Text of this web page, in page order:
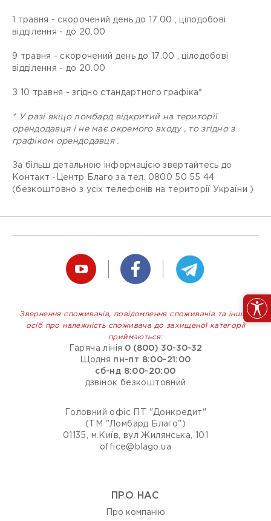
1 травня - скорочений день до 17.00 , цілодобові
відділення - до 20.00
9 травня - скорочений день до 17.00 , цілодобові
відділення - до 20.00
З 10 травня - згідно стандартного графіка*
* У разі якщо ломбард відкритий на території
орендодавця і не має окремого входу , то згідно з
графіком орендодавця .
За більш детальною інформацією звертайтесь до
Контакт -Центр Благо за тел. 0800 50 55 44
(безкоштовно з усіх телефонів на території України )
Звернення споживачів, повідомлення споживачів та інших
осіб про належність споживача до захищеної категорії
приймаються:
Гаряча лінія 0 (800) 30-30-32
Щодня пн-пт 8:00-21:00
сб-нд 8:00-20:00
дзвінок безкоштовний
Головний офіс ПТ "Донкредит"
(ТМ "Ломбард Благо")
01135, м.Київ, вул Жилянська, 101
office@blago.ua
ПРО НАС
Про компанію